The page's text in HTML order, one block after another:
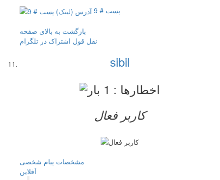
پست # 9
بازگشت به بالای صفحه
نقل قول اشتراک در تلگرام
sibil
کاربر فعال
مشخصات پیام شخصی
آفلاين